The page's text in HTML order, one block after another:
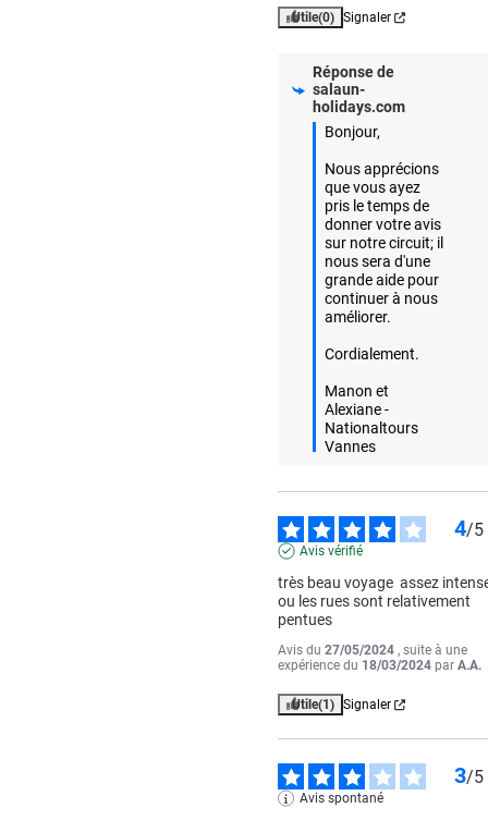
Utile(0) Signaler
Réponse de
salaun-
holidays.com
Bonjour,
Nous apprécions
que vous ayez
pris le temps de
donner votre avis
sur notre circuit; il
nous sera d'une
grande aide pour
continuer à nous
améliorer.
Cordialement.
Manon et
Alexiane -
Nationaltours
Vannes
4/5
Avis vérifié
très beau voyage  assez
ou les rues sont relativement
pentues
Avis du27/05/2024 , suite à une
expérience du 18/03/2024 parA.A.
Utile(1) Signaler
3/5
Avis spontané